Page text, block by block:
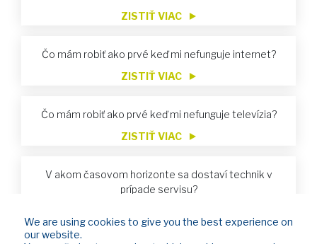
ZISTIŤ VIAC
Čo mám robiť ako prvé keď mi nefunguje internet?
ZISTIŤ VIAC
Čo mám robiť ako prvé keď mi nefunguje televízia?
ZISTIŤ VIAC
V akom časovom horizonte sa dostaví technik v
prípade servisu?
Nevyhnutné údaje pre vykonávanie úhrad za služby
We are using cookies to give you the best experience on
our website.